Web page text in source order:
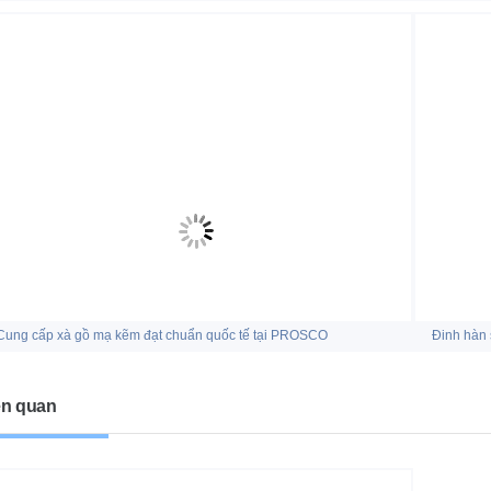
cấp xà gồ mạ kẽm đạt chuẩn quốc tế tại PROSCO Đinh hàn
quan